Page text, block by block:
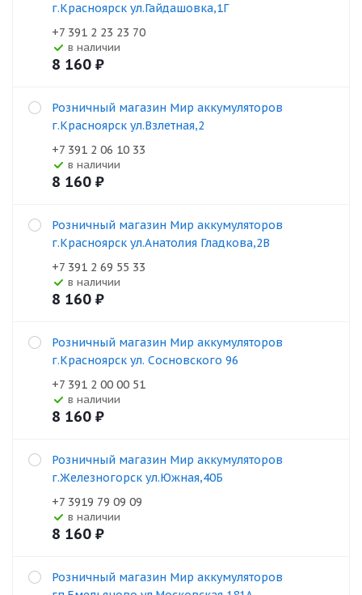
г.Красноярск ул.Гайдашовка,1Г
+7 391 2 23 23 70
В наличии
8 160 ₽
Розничный магазин Мир аккумуляторов
г.Красноярск ул.Взлетная,2
+7 391 2 06 10 33
В наличии
8 160 ₽
Розничный магазин Мир аккумуляторов
г.Красноярск ул.Анатолия Гладкова,2В
+7 391 2 69 55 33
В наличии
8 160 ₽
Розничный магазин Мир аккумуляторов
г.Красноярск ул. Сосновского 96
+7 391 2 00 00 51
В наличии
8 160 ₽
Розничный магазин Мир аккумуляторов
г.Железногорск ул.Южная,40Б
+7 3919 79 09 09
В наличии
8 160 ₽
Розничный магазин Мир аккумуляторов